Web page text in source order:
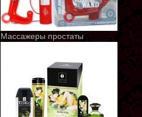
Массажеры простаты